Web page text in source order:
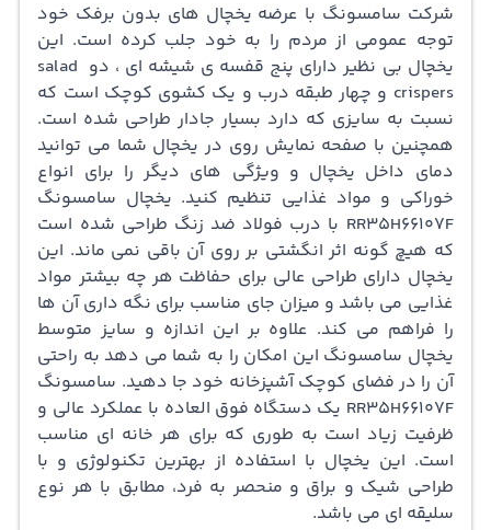
شرکت سامسونگ با عرضه یخچال های بدون برفک خود
توجه عمومی از مردم را به خود جلب کرده است. این
یخچال بی نظیر دارای پنج قفسه ی شیشه ای ، دو salad
crispers و چهار طبقه درب و یک کشوی کوچک است که
نسبت به سایزی که دارد بسیار جادار طراحی شده است.
همچنین با صفحه نمایش روی در یخچال شما می توانید
دمای داخل یخچال و ویژگی های دیگر را برای انواع
خوراکی و مواد غذایی تنظیم کنید. یخچال سامسونگ
RR35H66107F با درب فولاد ضد زنگ طراحی شده است
که هیچ گونه اثر انگشتی بر روی آن باقی نمی ماند. این
یخچال دارای طراحی عالی برای حفاظت هر چه بیشتر مواد
غذایی می باشد و میزان جای مناسب برای نگه داری آن ها
را فراهم می کند. علاوه بر این اندازه و سایز متوسط
یخچال سامسونگ این امکان را به شما می دهد به راحتی
آن را در فضای کوچک آشپزخانه خود جا دهید. سامسونگ
RR35H66107F یک دستگاه فوق العاده با عملکرد عالی و
ظرفیت زیاد است به طوری که برای هر خانه ای مناسب
است. این یخچال با استفاده از بهترین تکنولوژی و با
طراحی شیک و براق و منحصر به فرد، مطابق با هر نوع
سلیقه ای می باشد.